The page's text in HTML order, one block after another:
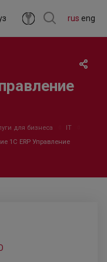
rus eng
для бизнеса
IT
1С ERP Управление